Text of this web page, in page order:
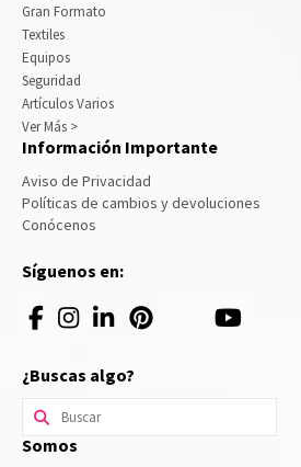
Gran Formato
Textiles
Equipos
Seguridad
Artículos Varios
Ver Más >
Información Importante
Aviso de Privacidad
Políticas de cambios y devoluciones
Conócenos
Síguenos en:
¿Buscas algo?
Buscar
por:
Somos